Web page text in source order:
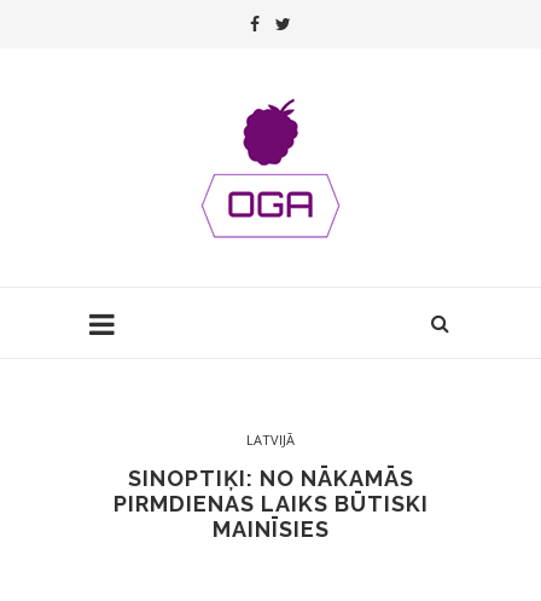
LATVIJĀ
SINOPTIĶI: NO NĀKAMĀS
PIRMDIENAS LAIKS BŪTISKI
MAINĪSIES